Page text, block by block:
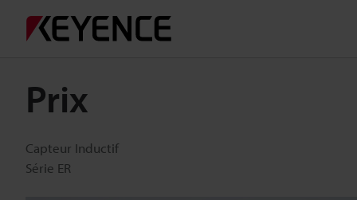
Prix
Capteur Inductif
Série ER